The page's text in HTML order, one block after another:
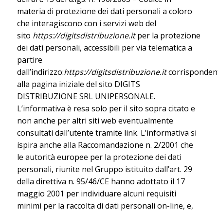
materia di protezione dei dati personali a coloro
che interagiscono con i servizi web del
sito https://digitsdistribuzione.itper la protezione
dei dati personali, accessibili per via telematica a
partire
dall’indirizzo:https://digitsdistribuzione.it
alla pagina iniziale del sito DIGITS
DISTRIBUZIONE SRL UNIPERSONALE.
L’informativa è resa solo per il sito sopra citato e
non anche per altri siti web eventualmente
consultati dall’utente tramite link. L’informativa si
ispira anche alla Raccomandazione n. 2/2001 che
le autorità europee per la protezione dei dati
personali, riunite nel Gruppo istituito dall’art. 29
della direttiva n. 95/46/CE hanno adottato il 17
maggio 2001 per individuare alcuni requisiti
minimi per la raccolta di dati personali on-line, e,